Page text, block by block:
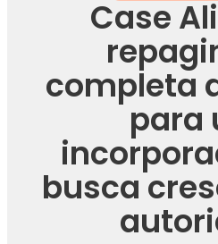
Case
completa
para
busca